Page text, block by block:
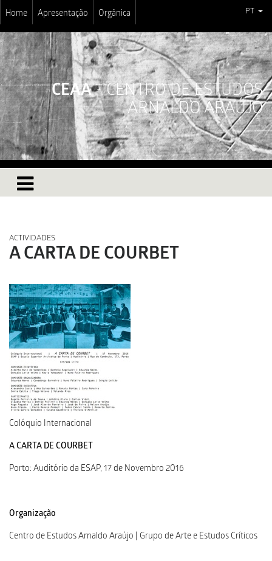
Home Apresentação Orgânica PT
CEAA- CENTRO DE ESTUDOS
ARNALDO ARAÚJO
ACTIVIDADES
A CARTA DE COURBET
Colóquio Internacional
A CARTA DE COURBET
Porto: Auditório da ESAP, 17 de Novembro 2016
Organização
Centro de Estudos Arnaldo Araújo | Grupo de Arte e Estudos Críticos